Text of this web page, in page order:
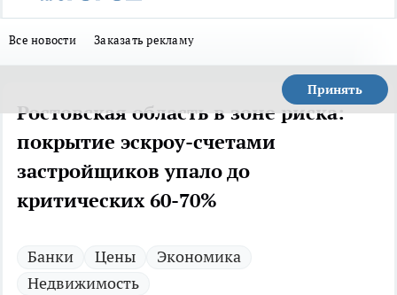
Все новости Заказать рекламу
Принять
Ростовская область в зоне риска:
покрытие эскроу-счетами
застройщиков упало до
критических 60-70%
Банки Цены
Экономика
Недвижимость